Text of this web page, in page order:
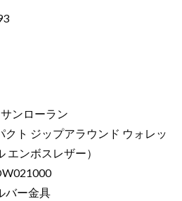
ンローラン
クト ジップアラウンド ウォレッ
エンボスレザー）
バー金具